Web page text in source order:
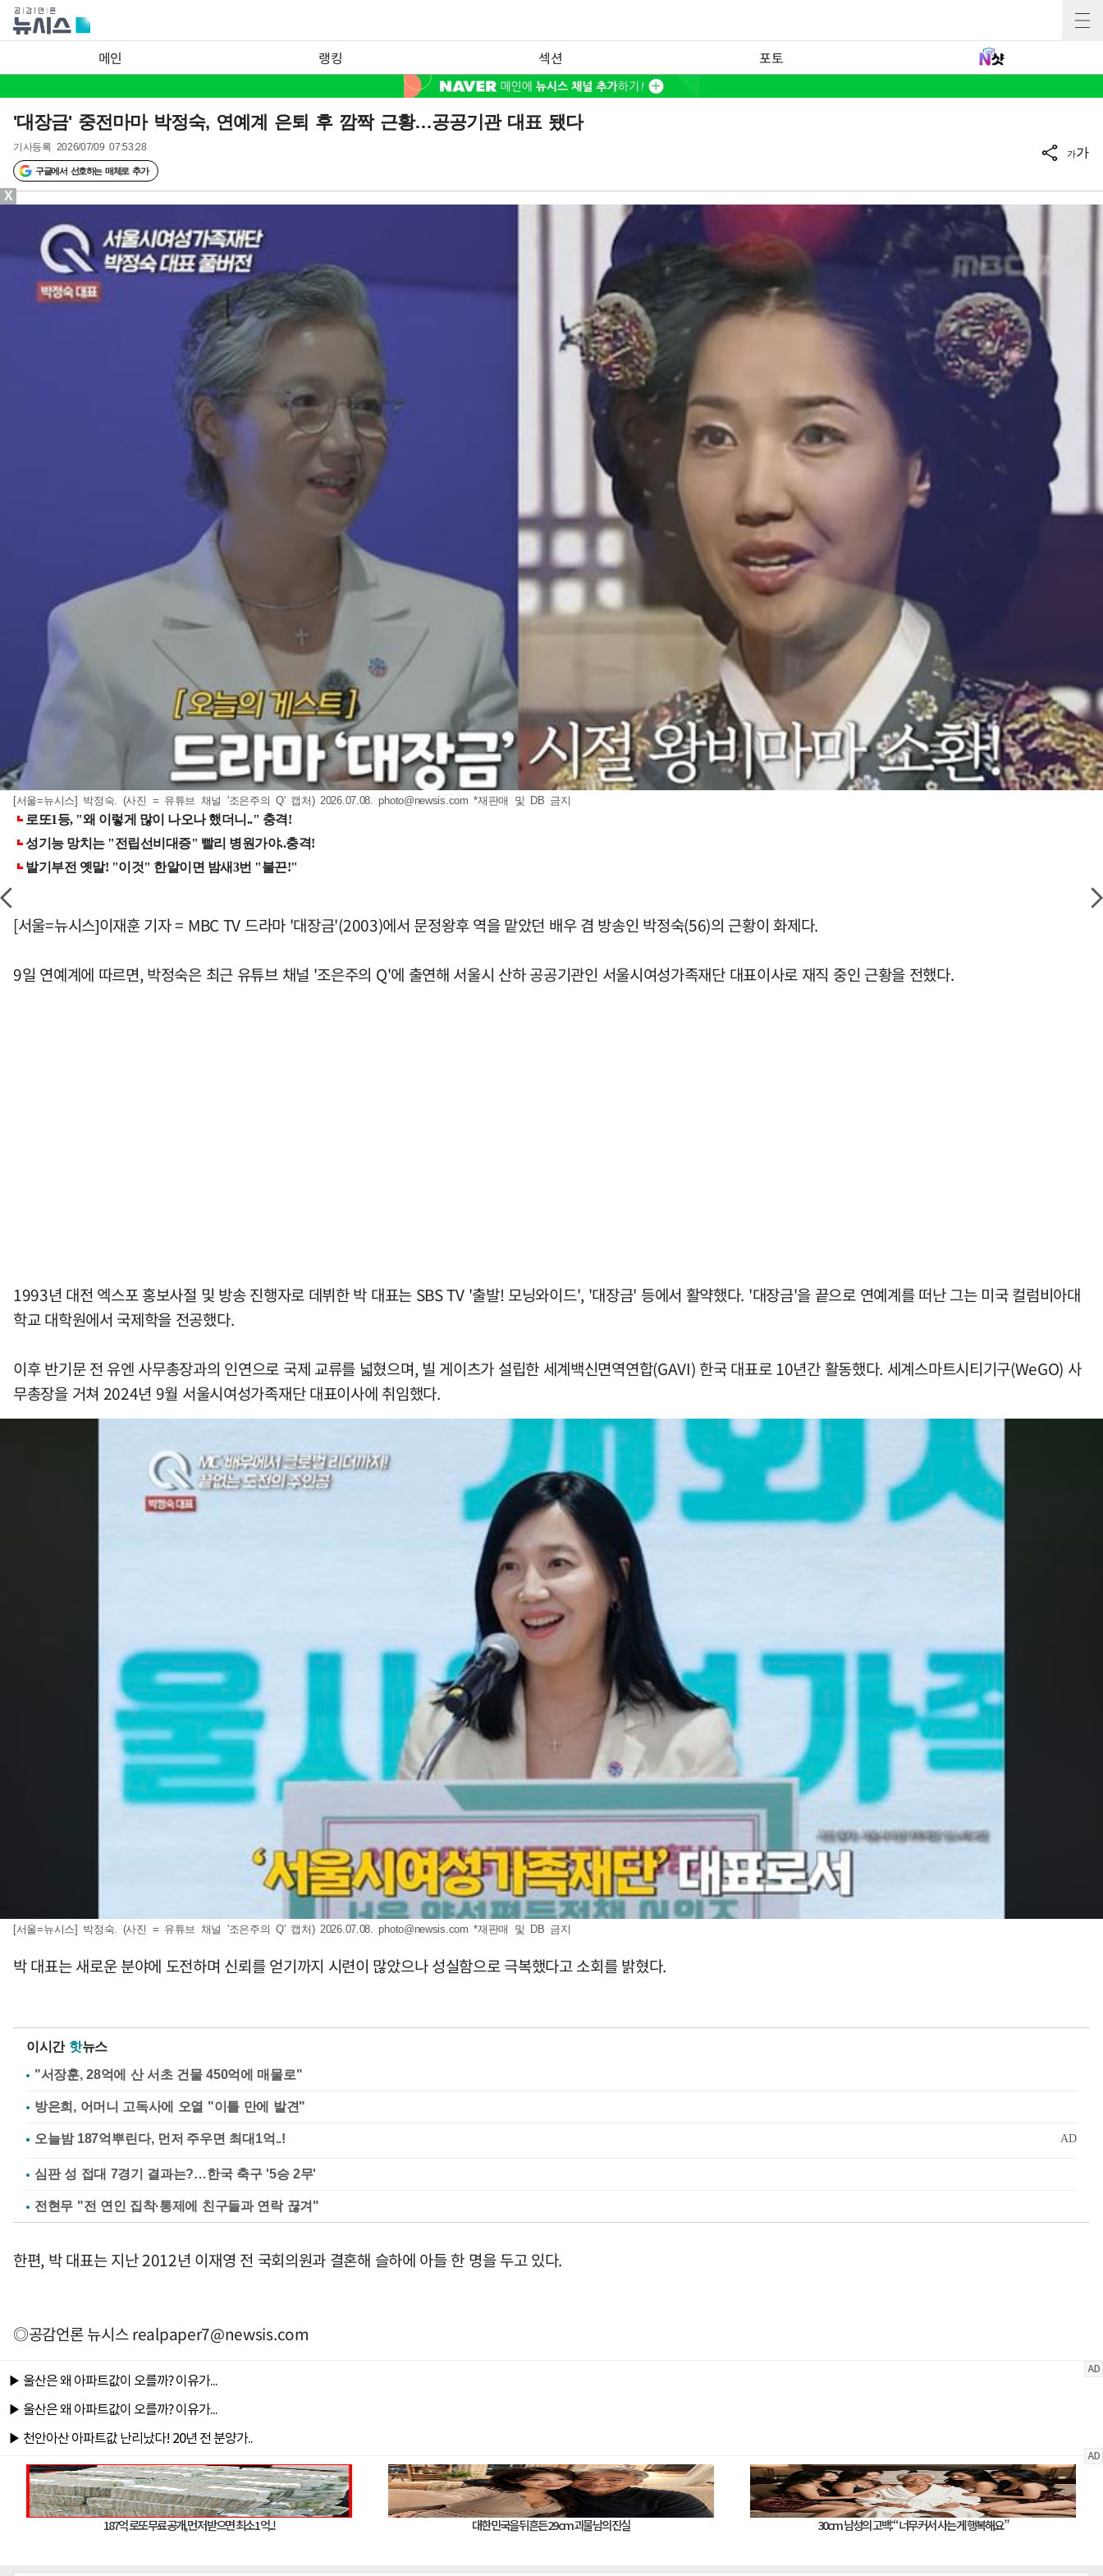
메인 랭킹 섹션 포토
'대장금' 중전마마 박정숙, 연예계 은퇴 후 깜짝 근황…공공기관 대표 됐다
기사등록 2026/07/09 07:53:28
구글에서 선호하는 매체로 추가
가가
[서울=뉴시스] 박정숙. (사진 = 유튜브 채널 '조은주의 Q' 캡처) 2026.07.08.photo@newsis.com *재판매 및 DB 금지
[서울=뉴시스]이재훈 기자 = MBC TV 드라마 '대장금'(2003)에서 문정왕후 역을 맡았던 배우 겸 방송인 박정숙(56)의 근황이 화제다.
9일 연예계에 따르면, 박정숙은 최근 유튜브 채널 '조은주의 Q'에 출연해 서울시 산하 공공기관인 서울시여성가족재단 대표이사로 재직 중인 근황을 전했다.
1993년 대전 엑스포 홍보사절 및 방송 진행자로 데뷔한 박 대표는 SBS TV '출발! 모닝와이드', '대장금' 등에서 활약했다. '대장금'을 끝으로 연예계를 떠난 그는 미국 컬럼비아대
학교 대학원에서 국제학을 전공했다.
이후 반기문 전 유엔 사무총장과의 인연으로 국제 교류를 넓혔으며, 빌 게이츠가 설립한 세계백신면역연합(GAVI) 한국 대표로 10년간 활동했다. 세계스마트시티기구(WeGO) 사
무총장을 거쳐 2024년 9월 서울시여성가족재단 대표이사에 취임했다.
[서울=뉴시스] 박정숙. (사진 = 유튜브 채널 '조은주의 Q' 캡처) 2026.07.08.photo@newsis.com *재판매 및 DB 금지
박 대표는 새로운 분야에 도전하며 신뢰를 얻기까지 시련이 많았으나 성실함으로 극복했다고 소회를 밝혔다.
이시간 핫뉴스
"서장훈, 28억에 산 서초 건물 450억에 매물로"
방은희, 어머니 고독사에 오열 "이틀 만에 발견"
심판 성 접대 7경기 결과는?…한국 축구 '5승 2무'
전현무 "전 연인 집착·통제에 친구들과 연락 끊겨"
한편, 박 대표는 지난 2012년 이재영 전 국회의원과 결혼해 슬하에 아들 한 명을 두고 있다.
◎공감언론 뉴시스realpaper7@newsis.com
X